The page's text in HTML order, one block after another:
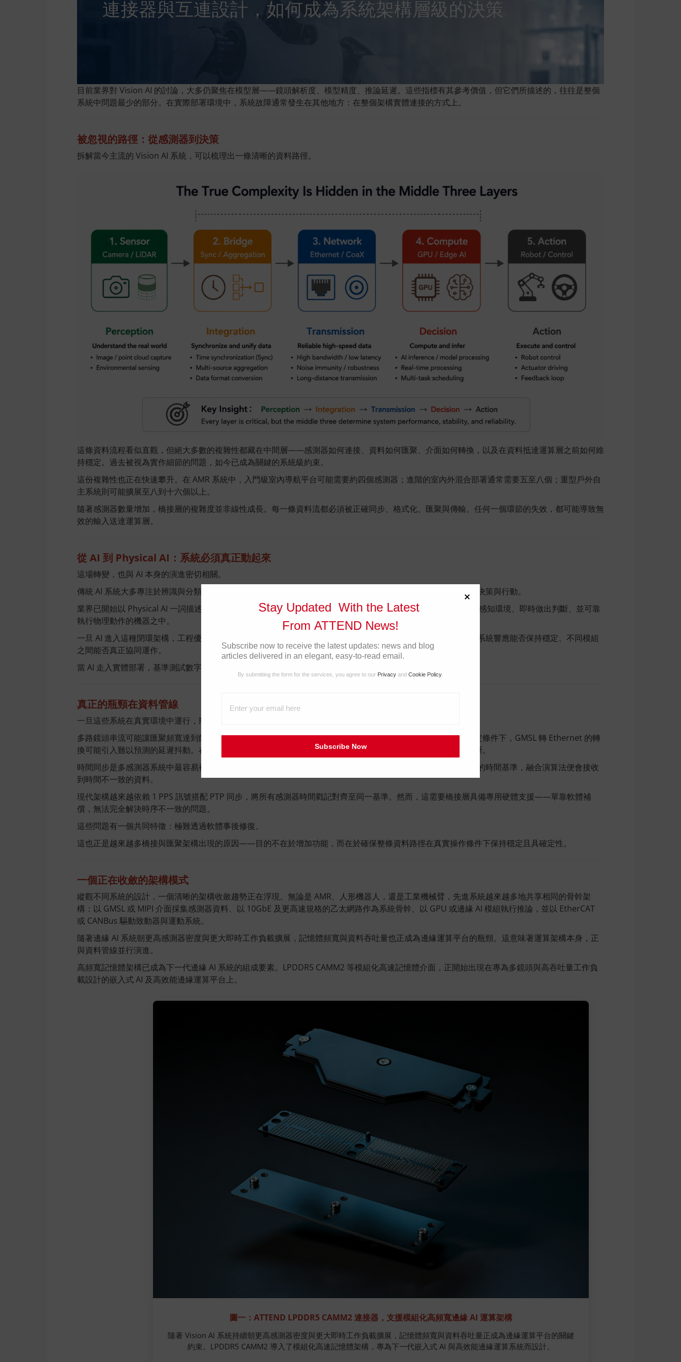
Stay Updated With the Latest
From ATTEND News!
Subscribe now to receive the latest updates: news and blog
articles delivered in an elegant, easy-to-read email.
By submitting the form for the services, you agree to our Privacy and Cookie Policy
Subscribe Now
連接器與互連設計，如何成為系統架構層級的決策
目前業界對 Vision AI 的討論，大多仍聚焦在模型層——鏡頭解析度、模型精度、推論延遲。這些指標有其參考價值，但它們所描述的，往往是整個
系統中問題最少的部分。在實際部署環境中，系統故障通常發生在其他地方：在整個架構實體連接的方式上。
被忽視的路徑：從感測器到決策
拆解當今主流的 Vision AI 系統，可以梳理出一條清晰的資料路徑。
這條資料流程看似直觀，但絕大多數的複雜性都藏在中間層——感測器如何連接、資料如何匯聚、介面如何轉換，以及在資料抵達運算層之前如何維
持穩定。過去被視為實作細節的問題，如今已成為關鍵的系統級約束。
這份複雜性也正在快速攀升。在 AMR 系統中，入門級室內導航平台可能需要約四個感測器；進階的室內外混合部署通常需要五至八個；重型戶外自
主系統則可能擴展至八到十六個以上。
隨著感測器數量增加，橋接層的複雜度並非線性成長。每一條資料流都必須被正確同步、格式化、匯聚與傳輸。任何一個環節的失效，都可能導致無
效的輸入送達運算層。
從 AI 到 Physical AI：系統必須真正動起來
這場轉變，也與 AI 本身的演進密切相關。
傳統 AI 系統大多專注於辨識與分類。當今的系統則必須在真實世界環境中持續運作——以即時的方式進行感知、決策與行動。
業界已開始以 Physical AI 一詞描述這場轉型。AI 不再只是運行在伺服器機房中的推論引擎，而是被嵌入必須持續感知環境、即時做出判斷、並可靠
執行物理動作的機器之中。
一旦 AI 進入這種閉環架構，工程優先序也隨之改變。挑戰不再只是模型是否夠準確，而是：資料能否即時送達、系統響應能否保持穩定、不同模組
之間能否真正協同運作。
當 AI 走入實體部署，基準測試數字的重要性，遠不及整體系統的實際行為表現。
真正的瓶頸在資料管線
一旦這些系統在真實環境中運行，瓶頸便會迅速浮現——而且大多存在於資料管線之中。
多路鏡頭串流可能讓匯聚頻寬達到飽和。感測器之間的時間戳記錯位，會導致融合演算法處理到無效資料。在特定條件下，GMSL 轉 Ethernet 的轉
換可能引入難以預測的延遲抖動。在持續振動環境中，接觸電阻漂移會緩慢且間歇性地劣化訊號品質，且極難診斷。
時間同步是多感測器系統中最容易被低估的挑戰之一。鏡頭、LiDAR 與 IMU 各自運行在獨立時鐘上，若缺乏統一的時間基準，融合演算法便會接收
到時間不一致的資料。
現代架構越來越依賴 1 PPS 訊號搭配 PTP 同步，將所有感測器時間戳記對齊至同一基準。然而，這需要橋接層具備專用硬體支援——單靠軟體補
償，無法完全解決時序不一致的問題。
這些問題有一個共同特徵：極難透過軟體事後修復。
這也正是越來越多橋接與匯聚架構出現的原因——目的不在於增加功能，而在於確保整條資料路徑在真實操作條件下保持穩定且具確定性。
一個正在收斂的架構模式
縱觀不同系統的設計，一個清晰的架構收斂趨勢正在浮現。無論是 AMR、人形機器人，還是工業機械臂，先進系統越來越多地共享相同的骨幹架
構：以 GMSL 或 MIPI 介面採集感測器資料、以 10GbE 及更高速規格的乙太網路作為系統骨幹、以 GPU 或邊緣 AI 模組執行推論，並以 EtherCAT
或 CANBus 驅動致動器與運動系統。
隨著邊緣 AI 系統朝更高感測器密度與更大即時工作負載擴展，記憶體頻寬與資料吞吐量也正成為邊緣運算平台的瓶頸。這意味著運算架構本身，正
與資料管線並行演進。
高頻寬記憶體架構已成為下一代邊緣 AI 系統的組成要素。LPDDR5 CAMM2 等模組化高速記憶體介面，正開始出現在專為多鏡頭與高吞吐量工作負
載設計的嵌入式 AI 及高效能邊緣運算平台上。
圖一：ATTEND LPDDR5 CAMM2 連接器，支援模組化高頻寬邊緣 AI 運算架構
隨著 Vision AI 系統持續朝更高感測器密度與更大即時工作負載擴展，記憶體頻寬與資料吞吐量正成為邊緣運算平台的關鍵
約束。LPDDR5 CAMM2 導入了模組化高速記憶體架構，專為下一代嵌入式 AI 與高效能邊緣運算系統而設計。